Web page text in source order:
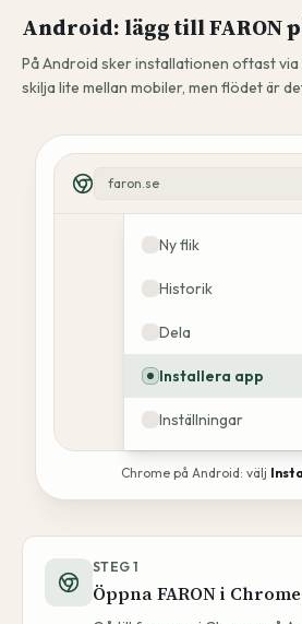
Android: lägg till FARON
På Android sker installationen oftast via
skilja lite mellan mobiler, men flödet är
faron.se
Ny flik
Historik
Dela
Installera app
Inställningar
Chrome på Android: välj
STEG 1
Öppna FARON i Chrome